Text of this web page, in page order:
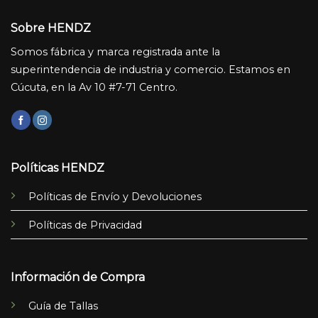
Sobre HENDZ
Somos fábrica y marca registrada ante la
superintendencia de industria y comercio. Estamos en
Cúcuta, en la Av 10 #7-71 Centro.
Políticas HENDZ
Políticas de Envío y Devoluciones
Políticas de Privacidad
Información de Compra
Guía de Tallas